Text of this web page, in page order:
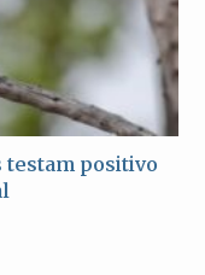
testam positivo